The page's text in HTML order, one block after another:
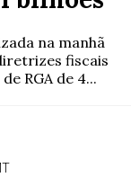
na manhã
fiscais
RGA de 4...